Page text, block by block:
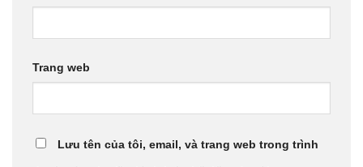
Trang web
Lưu tên của tôi, email, và trang web trong trình